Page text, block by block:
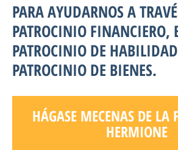
PARA AYUDARNOS A
PATROCINIO FINANCIERO,
PATROCINIO DE
PATROCINIO DE BIENES.
HÁGASE MECENAS DE LA
HERMIONE